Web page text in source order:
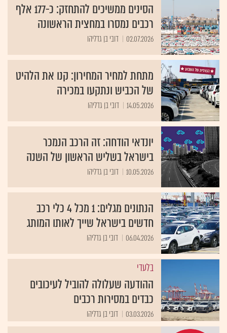
הסינים ממשיכים להתחזק: כ-177 אלף
רכבים נמסרו במחצית הראשונה
02.07.2026 דובי בן גדליהו
מתחת למחיר המחירון: קנו את הלהיט
של הכביש ונתקעו במכירה
14.05.2026 דובי בן גדליהו
יונדאי הודחה: זה הרכב הנמכר
בישראל בשליש הראשון של השנה
10.05.2026 דובי בן גדליהו
הנתונים מגלים: 1 מכל 4 כלי רכב
חדשים בישראל שייך לאותו המותג
06.04.2026 דובי בן גדליהו
בלעדי
ההודעה שעלולה להוביל לעיכובים
כבדים במסירות רכבים
03.03.2026 דובי בן גדליהו